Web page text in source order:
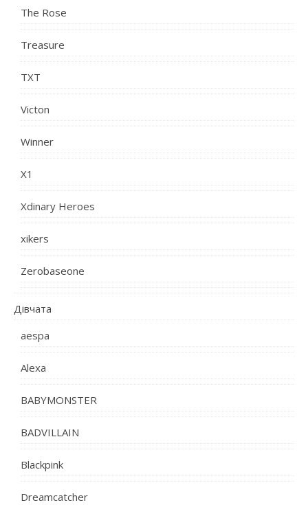
The Rose
Treasure
TXT
Victon
Winner
X1
Xdinary Heroes
xikers
Zerobaseone
Дівчата
aespa
Alexa
BABYMONSTER
BADVILLAIN
Blackpink
Dreamcatcher